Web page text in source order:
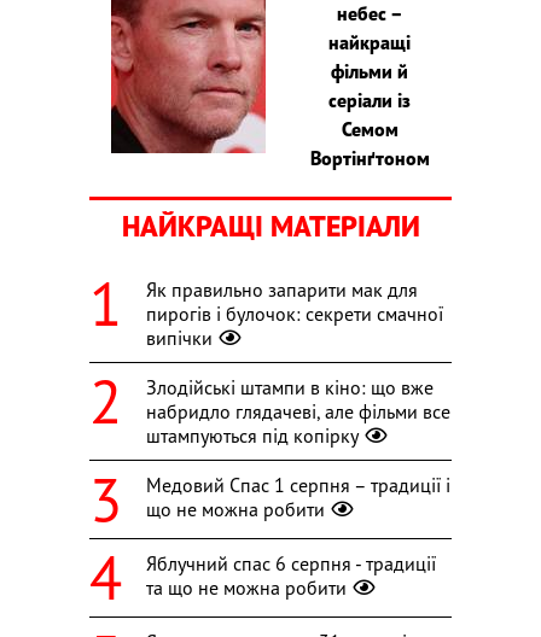
небес –
найкращі
фільми й
серіали із
Семом
Вортінґтоном
НАЙКРАЩІ МАТЕРІАЛИ
Як правильно запарити мак для
пирогів і булочок: секрети смачної
випічки
Злодійські штампи в кіно: що вже
набридло глядачеві, але фільми все
штампуються під копірку
Медовий Спас 1 серпня – традиції і
що не можна робити
Яблучний спас 6 серпня - традиції
та що не можна робити